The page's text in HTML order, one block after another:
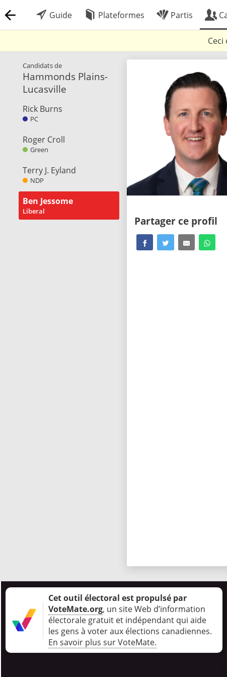
Guide Plateformes Partis
Ceci
Candidats de
Hammonds Plains-
Lucasville
Rick Burns
PC
Roger Croll
Green
Terry J. Eyland
NDP
Ben Jessome
Liberal
Partager ce profil
Cet outil électoral est propulsé par
VoteMate.org, un site Web d’information
électorale gratuit et indépendant qui aide
les gens à voter aux élections canadiennes.
En savoir plus sur VoteMate.